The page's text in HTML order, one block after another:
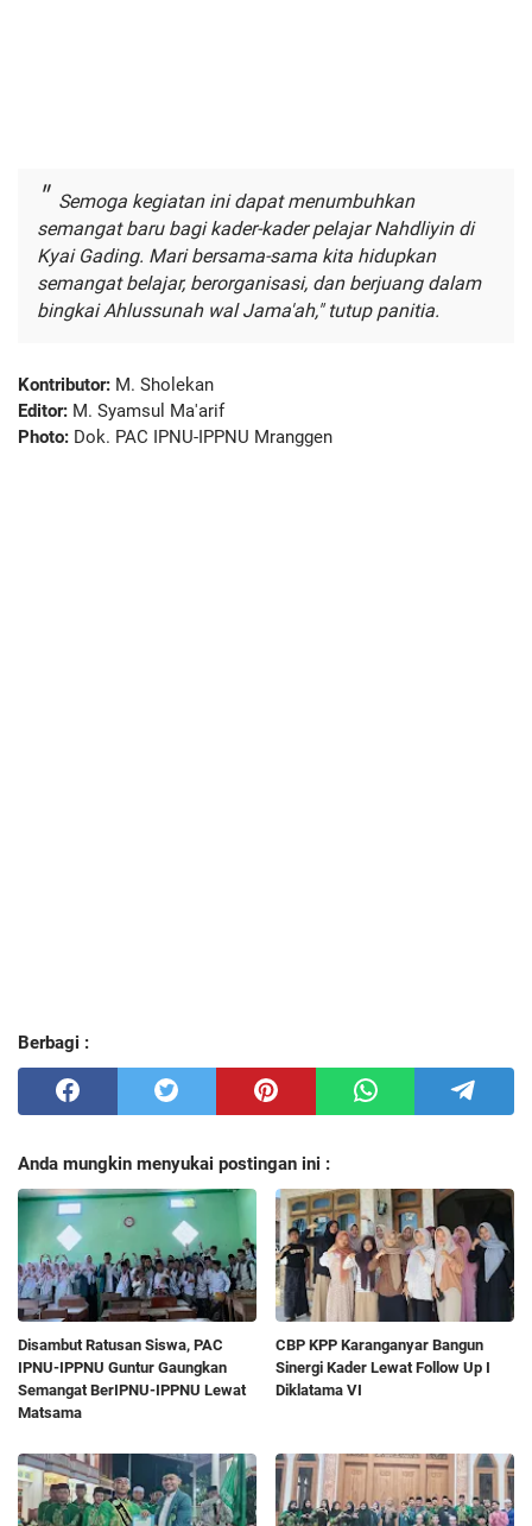
Semoga kegiatan ini dapat menumbuhkan
semangat baru bagi kader-kader pelajar Nahdliyin di
Kyai Gading. Mari bersama-sama kita hidupkan
semangat belajar, berorganisasi, dan berjuang dalam
bingkai Ahlussunah wal Jama'ah," tutup panitia.
Kontributor: M. Sholekan
Editor: M. Syamsul Ma'arif
Photo: Dok. PAC IPNU-IPPNU Mranggen
Berbagi :
Anda mungkin menyukai postingan ini :
Disambut Ratusan Siswa, PAC
IPNU-IPPNU Guntur Gaungkan
Semangat BerIPNU-IPPNU Lewat
Matsama
CBP KPP Karanganyar Bangun
Sinergi Kader Lewat Follow Up I
Diklatama VI